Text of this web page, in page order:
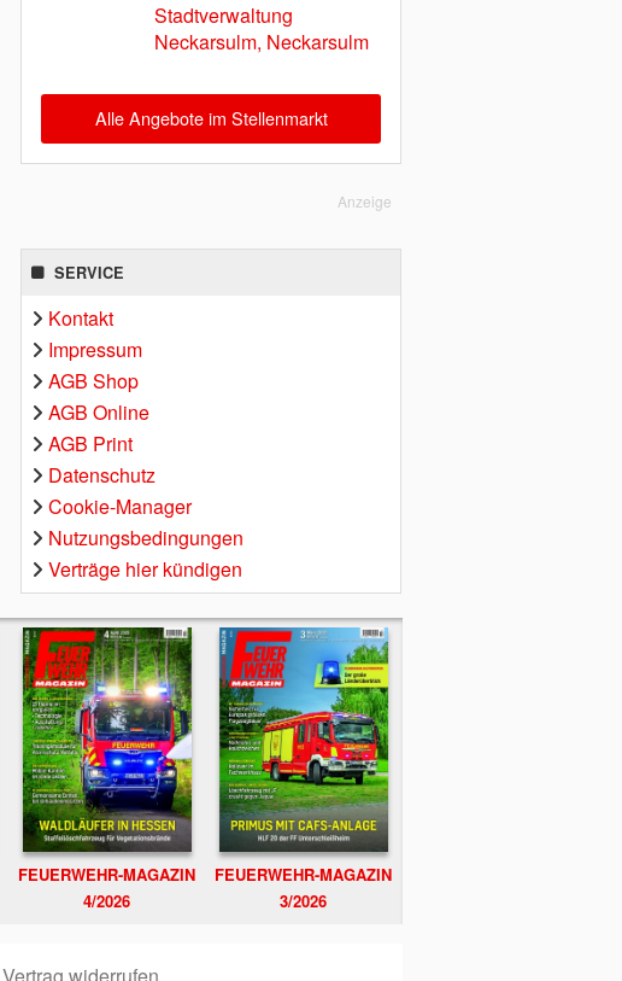
Stadtverwaltung
Neckarsulm, Neckarsulm
Alle Angebote im Stellenmarkt
Anzeige
SERVICE
Kontakt
Impressum
AGB Shop
AGB Online
AGB Print
Datenschutz
Cookie-Manager
Nutzungsbedingungen
Verträge hier kündigen
FEUERWEHR-MAGAZIN
4/2026
FEUERWEHR-MAGAZIN
3/2026